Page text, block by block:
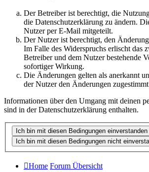
Der Betreiber ist berechtigt, die
die Datenschutzerklärung zu ändern.
Nutzer per E-Mail mitgeteilt.
Der Nutzer ist berechtigt, den
Im Falle des Widerspruchs erlischt das
Betreiber und dem Nutzer bestehende
sofortiger Wirkung.
Die Änderungen gelten als anerkannt
der Nutzer den Änderungen
Informationen über den Umgang mit deinen
sind in der Datenschutzerklärung enthalten.
Home Forum Übersicht